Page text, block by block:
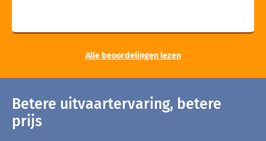
Alle beoordelingen lezen
Betere uitvaartervaring, betere
prijs